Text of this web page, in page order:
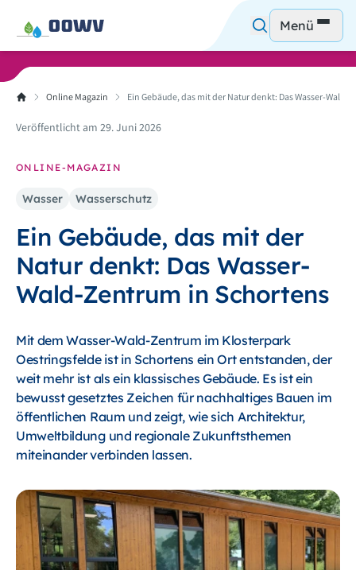
Menü
Online Magazin Ein Gebäude, das mit der Natur denkt: Das Wasser-Wald-
Veröffentlicht am 29. Juni 2026
ONLINE-MAGAZIN
Wasser Wasserschutz
Ein Gebäude, das mit der
Natur denkt: Das Wasser-
Wald-Zentrum in Schortens
Mit dem Wasser-Wald-Zentrum im Klosterpark
Oestringsfelde ist in Schortens ein Ort entstanden, der
weit mehr ist als ein klassisches Gebäude. Es ist ein
bewusst gesetztes Zeichen für nachhaltiges Bauen im
öffentlichen Raum und zeigt, wie sich Architektur,
Umweltbildung und regionale Zukunftsthemen
miteinander verbinden lassen.